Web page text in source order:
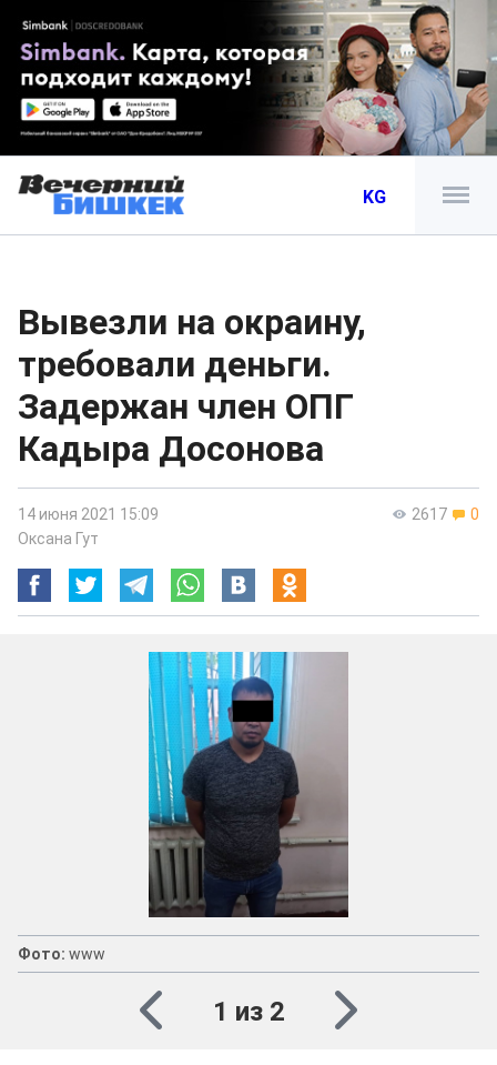
KG
Вывезли на окраину,
требовали деньги.
Задержан член ОПГ
Кадыра Досонова
2617 0
14 июня 2021 15:09
Оксана Гут
Фото: www
1 из 2